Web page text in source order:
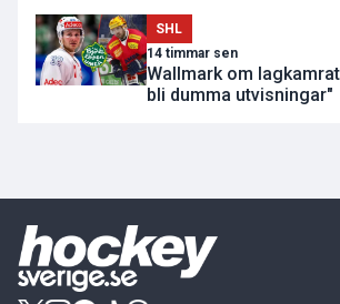
SHL
14 timmar sen
Wallmark om
bli dumma utvisningar"